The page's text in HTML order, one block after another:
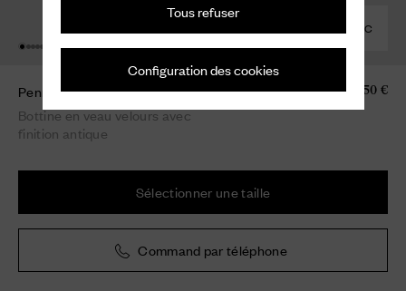
Tous refuser
Configuration des cookies
COMBINER AVEC
Penny
Bottine en veau velours avec
finition antique
1.350 €
Sélectionner une taille
Command par téléphone